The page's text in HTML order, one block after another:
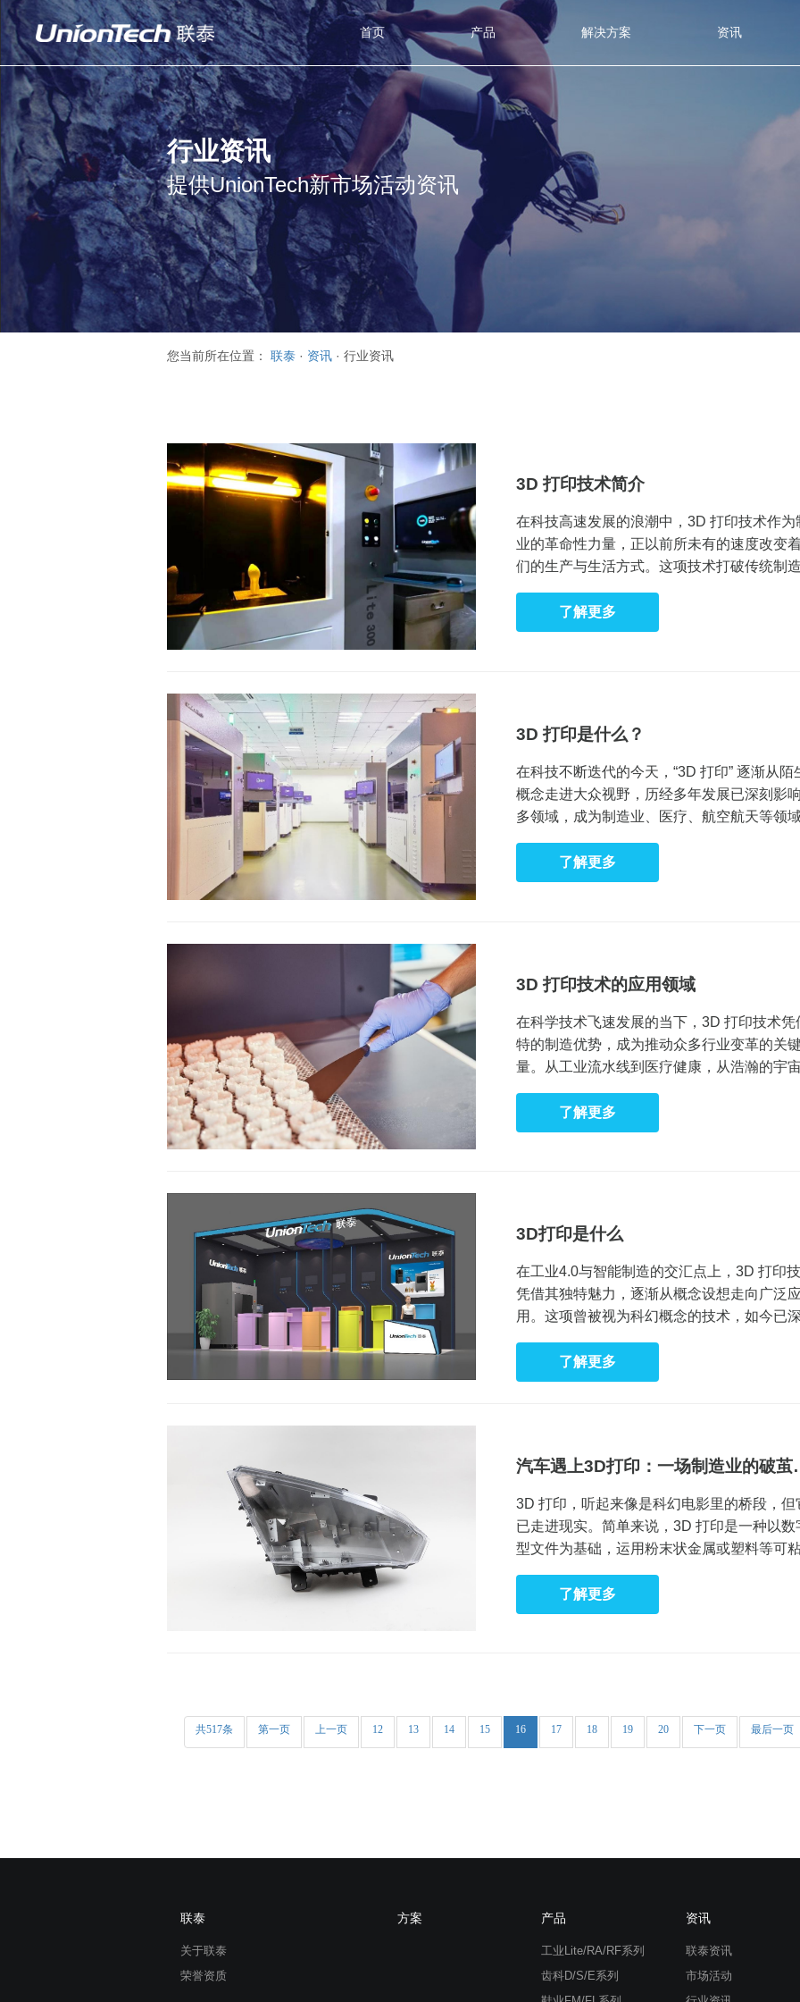
首页 产品 解决方案 资讯
行业资讯
提供UnionTech新市场活动资讯
您当前所在位置： 联泰 · 资讯 · 行业资讯
3D 打印技术简介
在科技高速发展的浪潮中，3D 打印技术作为
业的革命性力量，正以前所未有的速度改变
们的生产与生活方式。这项技术打破传统制造
各行业带来无限可能。那么您又对3D打印技
解多少呢？跟着小编一起走进3D打印技术吧！
了解更多
3D 打印是什么？
在科技不断迭代的今天，“3D 打印” 逐渐从陌
概念走进大众视野，历经多年发展已深刻影
多领域，成为制造业、医疗、航空航天等领域
了解更多
3D 打印技术的应用领域
在科学技术飞速发展的当下，3D 打印技术凭
特的制造优势，成为推动众多行业变革的关
量。从工业流水线到医疗健康，从浩瀚的宇宙
正以前所未有的速度重塑各个行业的发展格局
现在就跟小编一起走进3D打印技术在几个典
了解更多
3D打印是什么
在工业4.0与智能制造的交汇点上，3D 打印
凭借其独特魅力，逐渐从概念设想走向广泛
用。这项曾被视为科幻概念的技术，如今已
融入航空航天、医疗、建筑等12个主流产业，
核心价值不仅在于技术突破，更在于重构了“
制造-应用”的制造产业链逻辑。那么，3D 打印
了解更多
汽车遇上3D打印：一场制造业的破茧
3D 打印，听起来像是科幻电影里的桥段，但
已走进现实。简单来说，3D 打印是一种以数
型文件为基础，运用粉末状金属或塑料等可
材料，通过逐层打印的方式来构造物体的技术
与传统的减材制造（如铣削、切割等）不同，
是通过增加材料逐层制造，就像搭积木一样，
了解更多
共517条 第一页 上一页 12 13 14 15 16 17 18 19 20 下一页 最后一页
联泰
关于联泰
荣誉资质
方案 产品
工业Lite/RA/RF系列
齿科D/S/E系列
资讯
联泰资讯
市场活动